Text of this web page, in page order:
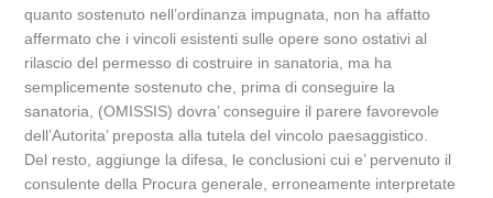
quanto sostenuto nell’ordinanza impugnata, non ha affatto
affermato che i vincoli esistenti sulle opere sono ostativi al
rilascio del permesso di costruire in sanatoria, ma ha
semplicemente sostenuto che, prima di conseguire la
sanatoria, (OMISSIS) dovra’ conseguire il parere favorevole
dell’Autorita’ preposta alla tutela del vincolo paesaggistico.
Del resto, aggiunge la difesa, le conclusioni cui e’ pervenuto il
consulente della Procura generale, erroneamente interpretate